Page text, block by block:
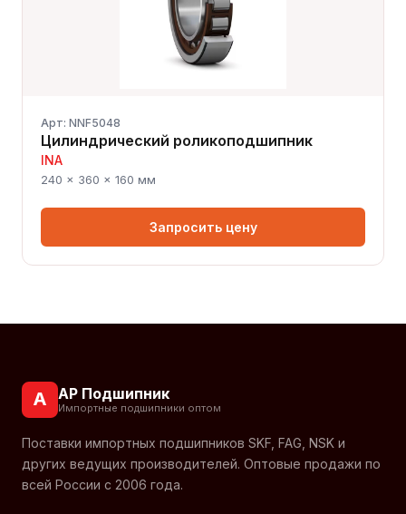
Арт: NNF5048
Цилиндрический роликоподшипник
INA
240 × 360 × 160 мм
Запросить цену
А АР Подшипник
Импортные подшипники оптом
Поставки импортных подшипников SKF, FAG, NSK и
других ведущих производителей. Оптовые продажи по
всей России с 2006 года.